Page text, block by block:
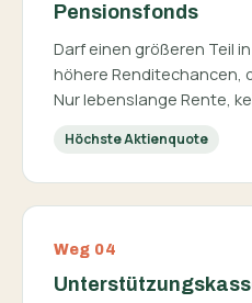
Pensionsfonds
Darf einen größeren Teil
höhere Rendite­chancen,
Nur lebenslange Rente,
Höchste Aktienquote
Weg 04